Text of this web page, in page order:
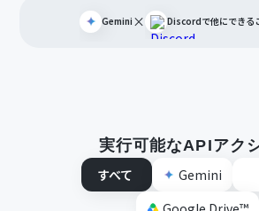
Gemini × Discordで他にできる
実行可能なAPIアク
すべて
Gemini